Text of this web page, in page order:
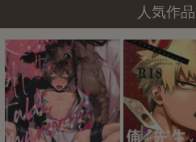
人気作